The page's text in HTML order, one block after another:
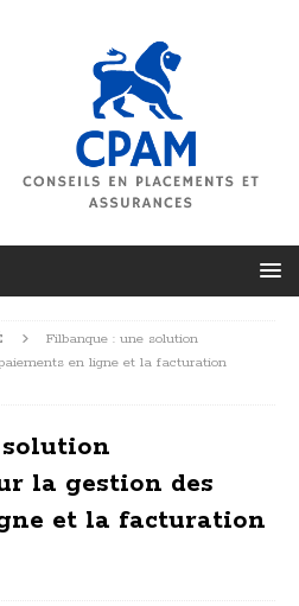
Filbanque : une solution
en ligne et la facturation
la gestion des
et la facturation